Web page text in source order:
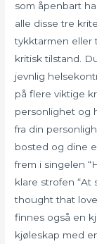
som åpenbart
alle disse tre
tykktarmen eller
kritisk tilstand.
jevnlig
på flere viktige
personlighet og
fra din
bosted og dine
frem i singelen
klare strofen “At
thought that
finnes også en
kjøleskap med